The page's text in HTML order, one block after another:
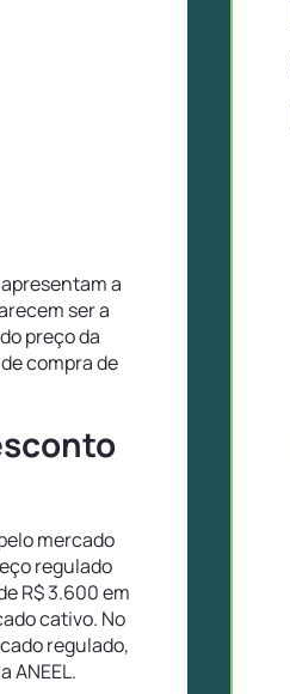
a
ser a
preço da
compra de
mercado
regulado
R$ 3.600 em
cativo. No
regulado,
ANEEL.